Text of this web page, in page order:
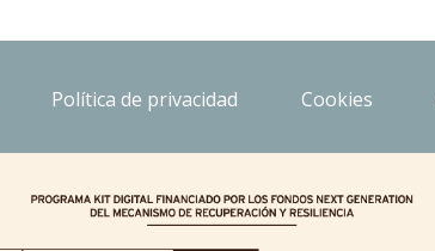
Política de privacidad Cookies